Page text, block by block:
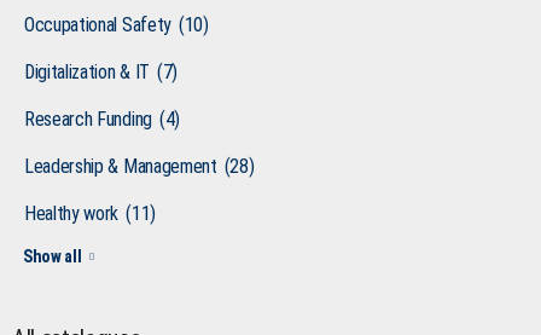
Occupational Safety (10)
Digitalization & IT (7)
Research Funding (4)
Leadership & Management (28)
Healthy work (11)
Show all